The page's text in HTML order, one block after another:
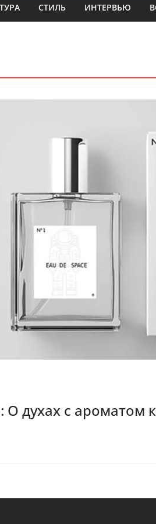
СТИЛЬ ИНТЕРВЬЮ
О духах с ароматом